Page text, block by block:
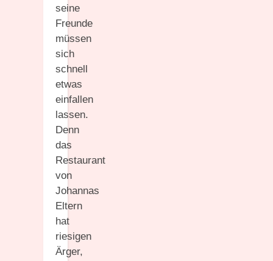
seine
Freunde
müssen
sich
schnell
etwas
einfallen
lassen.
Denn
das
Restaurant
von
Johannas
Eltern
hat
riesigen
Ärger,